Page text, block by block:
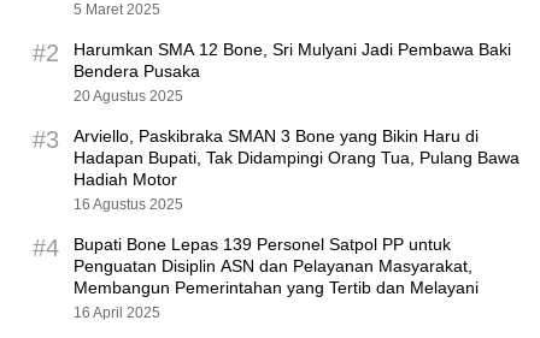
5 Maret 2025
#2
Harumkan SMA 12 Bone, Sri Mulyani Jadi Pembawa Baki
Bendera Pusaka
20 Agustus 2025
#3
Arviello, Paskibraka SMAN 3 Bone yang Bikin Haru di
Hadapan Bupati, Tak Didampingi Orang Tua, Pulang Bawa
Hadiah Motor
16 Agustus 2025
#4
Bupati Bone Lepas 139 Personel Satpol PP untuk
Penguatan Disiplin ASN dan Pelayanan Masyarakat,
Membangun Pemerintahan yang Tertib dan Melayani
16 April 2025